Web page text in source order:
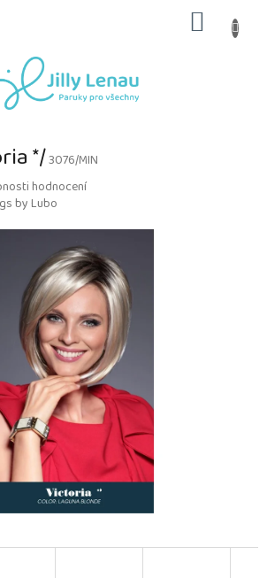
KOŠÍK
*/3076/MIN
hodnocení
by Lubo